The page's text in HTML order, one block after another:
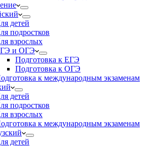
детей
подростков
взрослых
и ОГЭ
Подготовка к ЕГЭ
Подготовка к ОГЭ
к международным экзаменам
детей
подростков
взрослых
к международным экзаменам
детей